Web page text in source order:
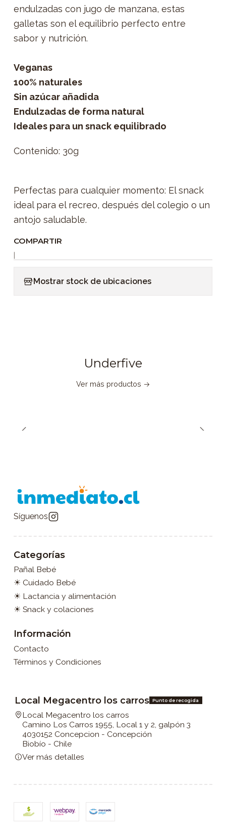
endulzadas con jugo de manzana, estas
galletas son el equilibrio perfecto entre
sabor y nutrición.
Veganas
100% naturales
Sin azúcar añadida
Endulzadas de forma natural
Ideales para un snack equilibrado
Contenido: 30g
Perfectas para cualquier momento: El snack
ideal para el recreo, después del colegio o un
antojo saludable.
COMPARTIR
|
Mostrar stock de ubicaciones
Underfive
Ver más productos
Síguenos
Categorías
Pañal Bebé
☀ Cuidado Bebé
☀ Lactancia y alimentación
☀ Snack y colaciones
Información
Contacto
Términos y Condiciones
Local Megacentro los carros Punto de recogida
Local Megacentro los carros
Camino Los Carros 1955, Local 1 y 2, galpón 3
4030152 Concepcion - Concepción
Biobío - Chile
Ver más detalles